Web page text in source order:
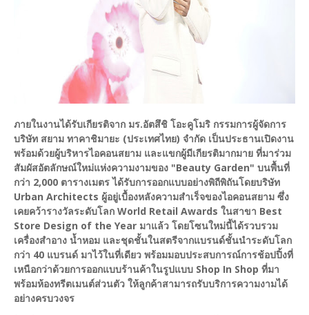
ภายในงานได้รับเกียรติจาก มร.อัตสึชิ โอะคูโมริ กรรมการผู้จัดการ
บริษัท สยาม ทาคาชิมายะ (ประเทศไทย) จำกัด เป็นประธานเปิดงาน
พร้อมด้วยผู้บริหารไอคอนสยาม และแขกผู้มีเกียรติมากมาย ที่มาร่วม
สัมผัสอัตลักษณ์ใหม่แห่งความงามของ "Beauty Garden" บนพื้นที่
กว่า 2,000 ตารางเมตร ได้รับการออกแบบอย่างพิถีพิถันโดยบริษัท
Urban Architects ผู้อยู่เบื้องหลังความสำเร็จของไอคอนสยาม ซึ่ง
เคยคว้ารางวัลระดับโลก World Retail Awards ในสาขา Best
Store Design of the Year มาแล้ว โดยโซนใหม่นี้ได้รวบรวม
เครื่องสำอาง น้ำหอม และชุดชั้นในสตรีจากแบรนด์ชั้นนำระดับโลก
กว่า 40 แบรนด์ มาไว้ในที่เดียว พร้อมมอบประสบการณ์การช้อปปิ้งที่
เหนือกว่าด้วยการออกแบบร้านค้าในรูปแบบ Shop In Shop ที่มา
พร้อมห้องทรีตเมนต์ส่วนตัว ให้ลูกค้าสามารถรับบริการความงามได้
อย่างครบวงจร